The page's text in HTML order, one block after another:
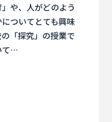
や、人がどのよう
ついてとても興味
「探究」の授業で
て…